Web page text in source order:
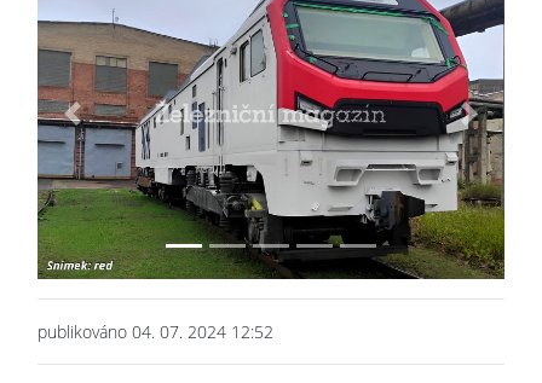
Previous Next
publikováno 04. 07. 2024 12:52